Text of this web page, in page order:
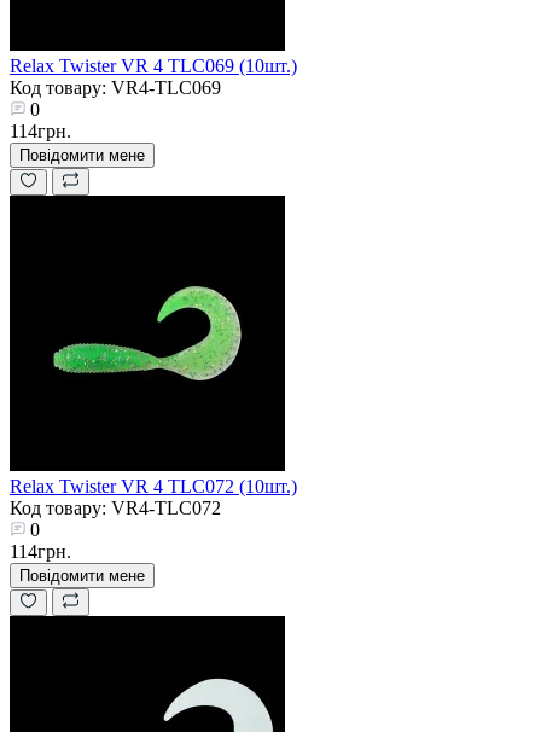
Relax Twister VR 4 TLC069 (10шт.)
Код товару: VR4-TLC069
0
114грн.
Повідомити мене
Relax Twister VR 4 TLC072 (10шт.)
Код товару: VR4-TLC072
0
114грн.
Повідомити мене